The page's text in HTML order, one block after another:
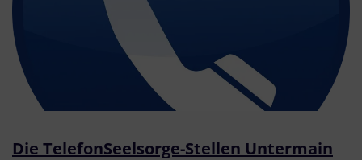
Die TelefonSeelsorge-Stellen Untermain